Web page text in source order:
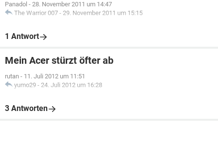
Panadol - 28. November 2011 um 14:47
The Warrior 007 - 29. November 2011 um 15:15
1 Antwort
Mein Acer stürzt öfter ab
rutan - 11. Juli 2012 um 11:51
yumo29 - 24. Juli 2012 um 16:28
3 Antworten